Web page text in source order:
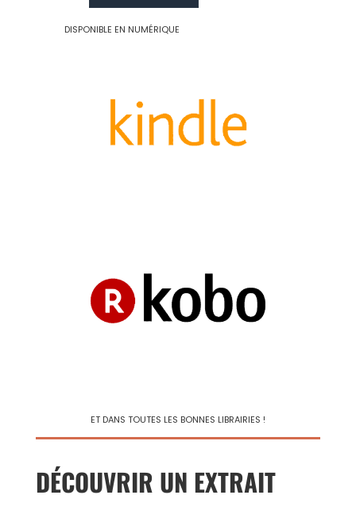
DISPONIBLE EN NUMÉRIQUE
ET DANS TOUTES LES BONNES LIBRAIRIES !
DÉCOUVRIR UN EXTRAIT